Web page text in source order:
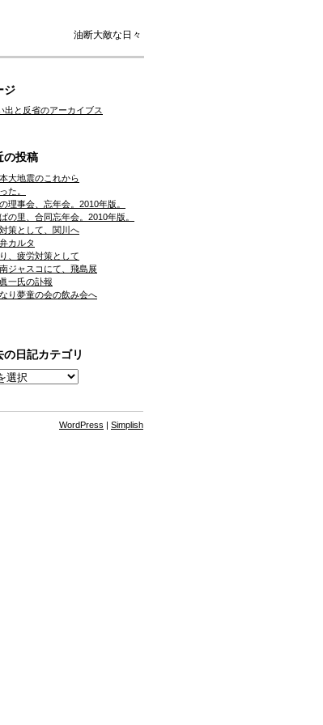
油断大敵な日々
ジ
出と反省のアーカイブス
の投稿
大地震のこれから
た。
理事会、忘年会。2010年版。
の里、合同忘年会。2010年版。
策として、関川へ
カルタ
、疲労対策として
ジャスコにて、飛島展
一氏の訃報
り夢童の会の飲み会へ
の日記カテゴリ
WordPress | Simplish